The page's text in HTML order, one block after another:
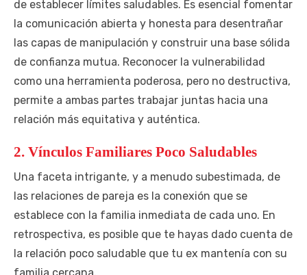
de establecer límites saludables. Es esencial fomentar
la comunicación abierta y honesta para desentrañar
las capas de manipulación y construir una base sólida
de confianza mutua. Reconocer la vulnerabilidad
como una herramienta poderosa, pero no destructiva,
permite a ambas partes trabajar juntas hacia una
relación más equitativa y auténtica.
2. Vínculos Familiares Poco Saludables
Una faceta intrigante, y a menudo subestimada, de
las relaciones de pareja es la conexión que se
establece con la familia inmediata de cada uno. En
retrospectiva, es posible que te hayas dado cuenta de
la relación poco saludable que tu ex mantenía con su